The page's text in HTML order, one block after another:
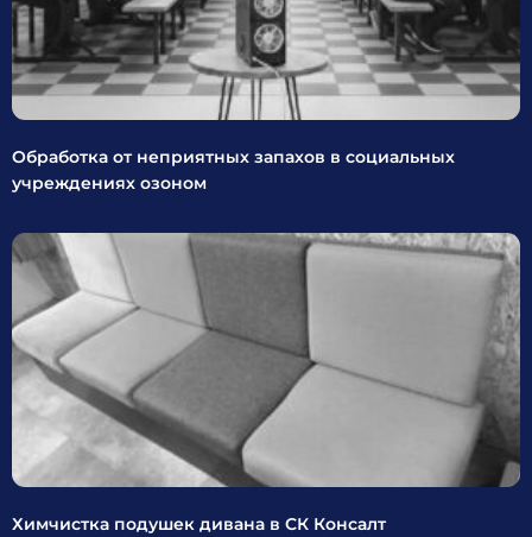
Обработка от неприятных запахов в социальных
учреждениях озоном
Химчистка подушек дивана в СК Консалт